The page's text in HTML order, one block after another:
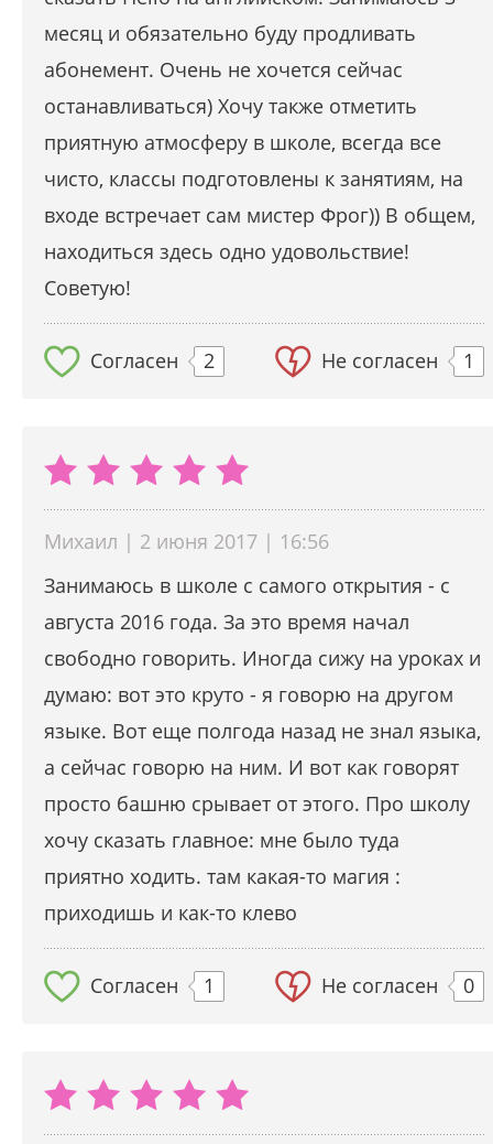
месяц и обязательно буду продливать
абонемент. Очень не хочется сейчас
останавливаться) Хочу также отметить
приятную атмосферу в школе, всегда все
чисто, классы подготовлены к занятиям, на
входе встречает сам мистер Фрог)) В общем,
находиться здесь одно удовольствие!
Советую!
Согласен 2 Не согласен 1
Михаил | 2 июня 2017 | 16:56
Занимаюсь в школе с самого открытия - с
августа 2016 года. За это время начал
свободно говорить. Иногда сижу на уроках и
думаю: вот это круто - я говорю на другом
языке. Вот еще полгода назад не знал языка,
а сейчас говорю на ним. И вот как говорят
просто башню срывает от этого. Про школу
хочу сказать главное: мне было туда
приятно ходить. там какая-то магия :
приходишь и как-то клево
Согласен 1 Не согласен 0